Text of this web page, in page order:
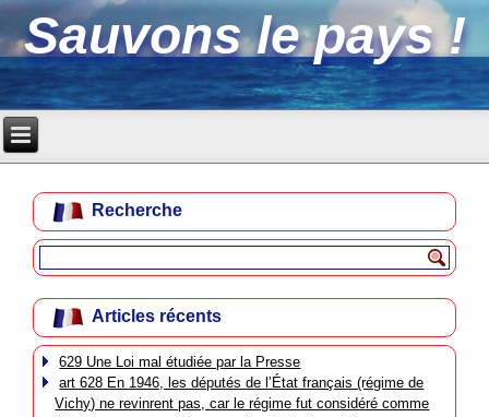
Sauvons le pays !
Recherche
Articles récents
629 Une Loi mal étudiée par la Presse
art 628 En 1946, les députés de l’État français (régime de
Vichy) ne revinrent pas, car le régime fut considéré comme